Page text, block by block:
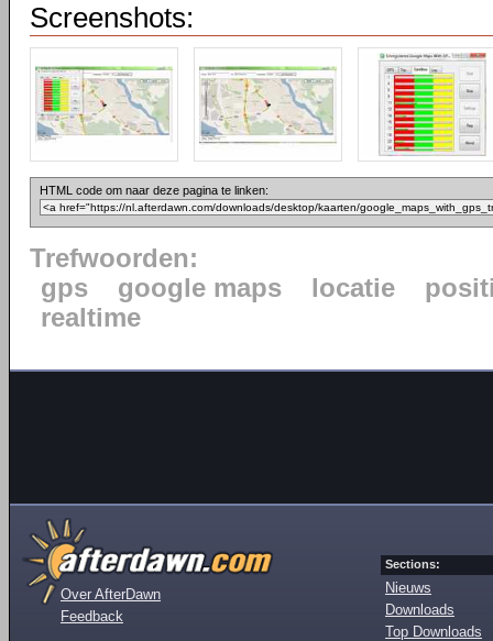
Screenshots:
HTML code om naar deze pagina te linken:
Trefwoorden:
gps
google maps locatie
realtime
Over AfterDawn
Feedback
Sections:
Nieuws
Downloads
Top Downloads